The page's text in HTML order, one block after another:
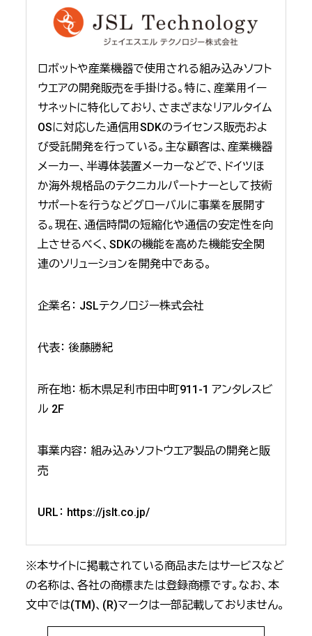
ロボットや産業機器で使用される組み込みソフト
ウエアの開発販売を手掛ける。特に、産業用イー
サネットに特化しており、さまざまなリアルタイム
OSに対応した通信用SDKのライセンス販売およ
び受託開発を行っている。主な顧客は、産業機器
メーカー、半導体装置メーカーなどで、ドイツほ
か海外規格品のテクニカルパートナーとして技術
サポートを行うなどグローバルに事業を展開す
る。現在、通信時間の短縮化や通信の安定性を向
上させるべく、SDKの機能を高めた機能安全関
連のソリューションを開発中である。
企業名： JSLテクノロジー株式会社
代表： 後藤勝紀
所在地： 栃木県足利市田中町911-1 アンタレスビ
ル 2F
事業内容： 組み込みソフトウエア製品の開発と販
売
URL： https://jslt.co.jp/
※本サイトに掲載されている商品またはサービスなど
の名称は、各社の商標または登録商標です。なお、本
文中では(TM)、(R)マークは一部記載しておりません。